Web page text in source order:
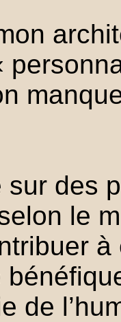
des
le
de